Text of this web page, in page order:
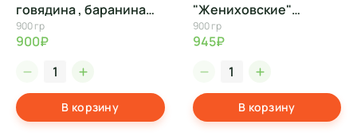
говядина , баранина
900 гр
900 гр
900₽
В корзину
"Жениховские"
замороженные
900 гр
945₽
В корзину